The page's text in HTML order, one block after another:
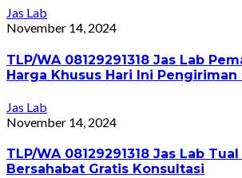
Jas Lab
November 14, 2024
TLP/WA 08129291318 Jas Lab
Harga Khusus Hari Ini Pengiriman
Jas Lab
November 14, 2024
TLP/WA 08129291318 Jas Lab
Bersahabat Gratis Konsultasi